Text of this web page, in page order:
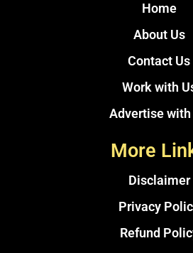
Home
About Us
Contact Us
Work with
Advertise with
More
Disclaimer
Privacy
Refund